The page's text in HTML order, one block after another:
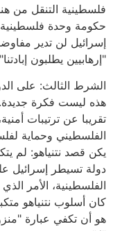
فلسطينية التنقل من
حكومة وحدة
إسرائيل لن تدير
"إرهابيين يطلبون
الشرط الثالث: على
هذه ليست فكرة
تقريبا عن ترتيبات
الفلسطيني وحماية
يكن قصد نتنياهو: لم
دولة تسيطر إسرائيل
الفلسطينية، الأمر
كان أسلوب نتنياهو
هو أن تكفي عبارة